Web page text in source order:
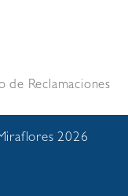
de Reclamaciones
2026